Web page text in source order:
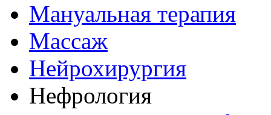
Мануальная терапия
Массаж
Нейрохирургия
Нефрология